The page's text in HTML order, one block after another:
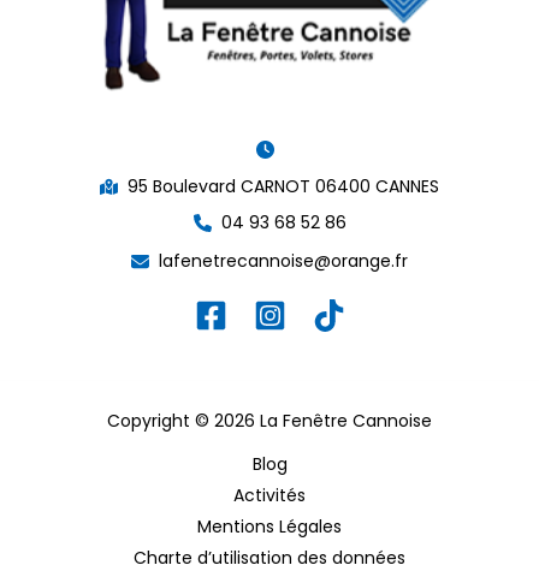
95 Boulevard CARNOT 06400 CANNES
04 93 68 52 86
lafenetrecannoise@orange.fr
Copyright © 2026 La Fenêtre Cannoise
Blog
Activités
Mentions Légales
Charte d’utilisation des données